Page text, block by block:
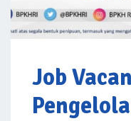
Job